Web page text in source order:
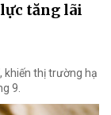
tăng lãi
khiến thị trường hạ
9.